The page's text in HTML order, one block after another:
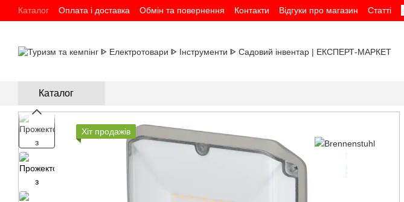
Перейти до основного контенту
Каталог Оплата і доставка Обмін та повернення Контакти Відгуки про магазин Статті
Каталог
Хіт продажів